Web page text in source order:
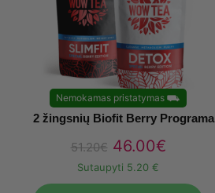
Nemokamas pristatymas ⛟
2 žingsnių Biofit Berry Programa
51.20€ 46.00€
Sutaupyti 5.20 €